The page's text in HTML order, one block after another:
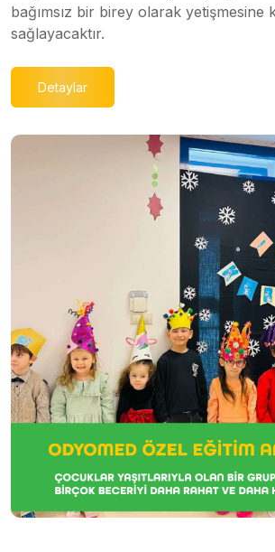
bağımsız bir birey olarak yetişmesine
sağlayacaktır.
Detaylar